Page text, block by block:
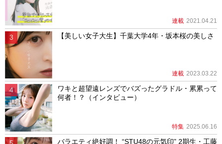
連載 2021.04.21
【美しい女子大生】千葉大学4年・坂本桜の美しさ
連載 2023.03.22
ワキと超望遠レンズでバズったグラドル・累累って
何者！？（インタビュー）
特集 2025.06.16
バラエティ絶好調！ “STU48の元気印” 2期生・工藤